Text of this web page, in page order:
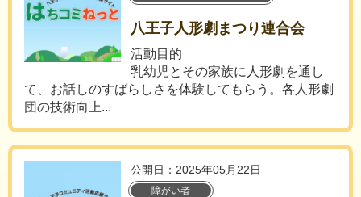
八王子人形劇まつり連合会
活動目的
乳幼児とその家族に人形劇を通し
て、お話しのすばらしさを体験してもらう。各人形劇
団の技術向上...
公開日：2025年05月22日
障がい者